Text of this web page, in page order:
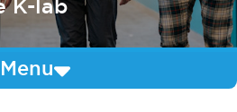
K-lab
Menu